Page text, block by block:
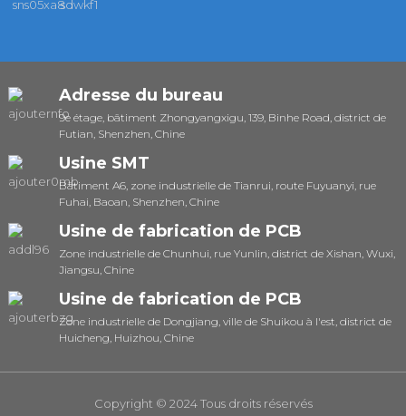
Adresse du bureau
9e étage, bâtiment Zhongyangxigu, 139, Binhe Road, district de
Futian, Shenzhen, Chine
Usine SMT
Bâtiment A6, zone industrielle de Tianrui, route Fuyuanyi, rue
Fuhai, Baoan, Shenzhen, Chine
Usine de fabrication de PCB
Zone industrielle de Chunhui, rue Yunlin, district de Xishan, Wuxi,
Jiangsu, Chine
Usine de fabrication de PCB
Zone industrielle de Dongjiang, ville de Shuikou à l'est, district de
Huicheng, Huizhou, Chine
Copyright © 2024 Tous droits réservés